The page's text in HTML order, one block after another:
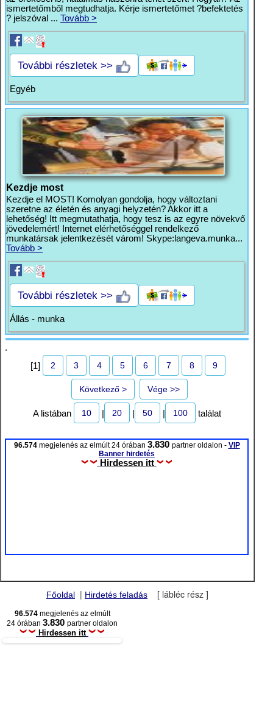
ismertetőmből megtudhatja. Kérje ismertetőmet ?befektetés
? jelszóval ... Tovább >
További részletek >>
Egyéb
Kezdje most
Kezdje el MOST! Komolyan gondolja, hogy változtani
szeretne az életén és anyagi helyzetén? Akkor itt a
lehetőség! Itt megmutathatja, hogy tesz is az egyre növekvő
jövedelemért! Internet elérhetőséggel rendelkező
munkatársak jelentkezését várom! Skype:langeva.munka...
Tovább >
További részletek >>
Állás - munka
.
[1]
2 3 4 5 6 7 8 9
Következő > Vége >>
A listában 10 20 50 100 találat
96.574megjelenés az elmúlt 24 órában 3.830 partner oldalon - VIP
Banner hirdetés
Hirdessen itt
Főoldal | Hirdetés feladás [ lábléc rész ]
96.574megjelenés az elmúlt
24 órában 3.830 partner oldalon
Hirdessen itt